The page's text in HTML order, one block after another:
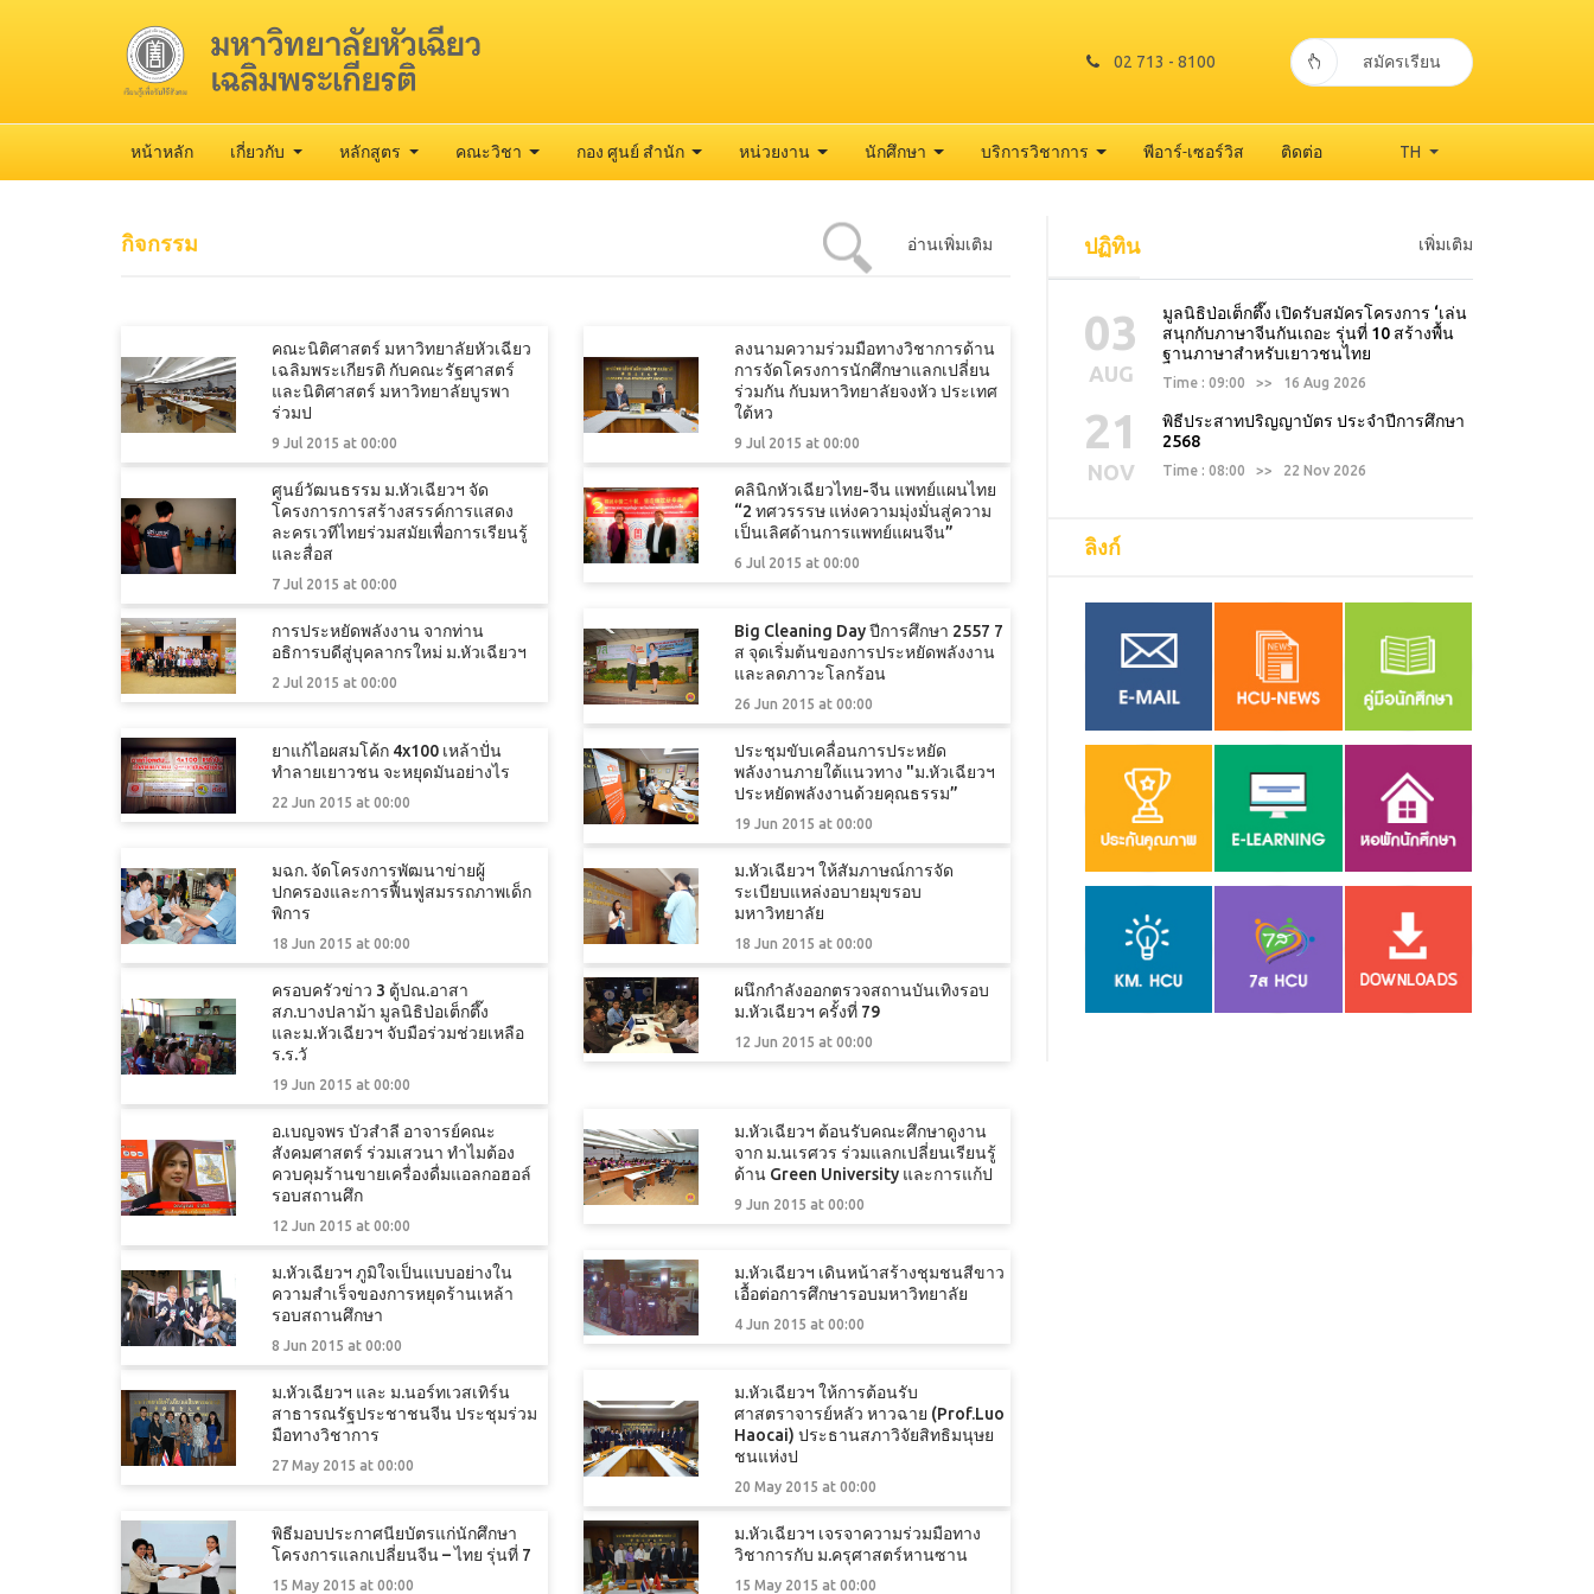
02 713 - 8100 สมัครเรียน
หน้าหลัก เกี่ยวกับ หลักสูตร คณะวิชา กอง ศูนย์ สำนัก หน่วยงาน นักศึกษา บริการวิชาการ พีอาร์-เซอร์วิส ติดต่อ TH
กิจกรรม อ่านเพิ่มเติม
คณะนิติศาสตร์ มหาวิทยาลัยหัวเฉียว
เฉลิมพระเกียรติ กับคณะรัฐศาสตร์
และนิติศาสตร์ มหาวิทยาลัยบูรพา
ร่วมป
9 Jul 2015 at 00:00
ลงนามความร่วมมือทางวิชาการด้าน
การจัดโครงการนักศึกษาแลกเปลี่ยน
ร่วมกัน กับมหาวิทยาลัยจงหัว ประเทศ
ใต้หว
9 Jul 2015 at 00:00
ศูนย์วัฒนธรรม ม.หัวเฉียวฯ จัด
โครงการการสร้างสรรค์การแสดง
ละครเวทีไทยร่วมสมัยเพื่อการเรียนรู้
และสื่อส
7 Jul 2015 at 00:00
คลินิกหัวเฉียวไทย-จีน แพทย์แผนไทย
“2 ทศวรรรษ แห่งความมุ่งมั่นสู่ความ
เป็นเลิศด้านการแพทย์แผนจีน”
6 Jul 2015 at 00:00
การประหยัดพลังงาน จากท่าน
อธิการบดีสู่บุคลากรใหม่ ม.หัวเฉียวฯ
2 Jul 2015 at 00:00
Big Cleaning Day ปีการศึกษา 2557 7
ส จุดเริ่มต้นของการประหยัดพลังงาน
และลดภาวะโลกร้อน
26 Jun 2015 at 00:00
ยาแก้ไอผสมโค้ก 4x100 เหล้าปั่น
ทำลายเยาวชน จะหยุดมันอย่างไร
22 Jun 2015 at 00:00
ประชุมขับเคลื่อนการประหยัด
พลังงานภายใต้แนวทาง "ม.หัวเฉียวฯ
ประหยัดพลังงานด้วยคุณธรรม”
19 Jun 2015 at 00:00
มฉก. จัดโครงการพัฒนาข่ายผู้
ปกครองและการฟื้นฟูสมรรถภาพเด็ก
พิการ
18 Jun 2015 at 00:00
ม.หัวเฉียวฯ ให้สัมภาษณ์การจัด
ระเบียบแหล่งอบายมุขรอบ
มหาวิทยาลัย
18 Jun 2015 at 00:00
ครอบครัวข่าว 3 ตู้ปณ.อาสา
สภ.บางปลาม้า มูลนิธิป่อเต็กตึ๊ง
และม.หัวเฉียวฯ จับมือร่วมช่วยเหลือ
ร.ร.วั
19 Jun 2015 at 00:00
ผนึกกำลังออกตรวจสถานบันเทิงรอบ
ม.หัวเฉียวฯ ครั้งที่ 79
12 Jun 2015 at 00:00
อ.เบญจพร บัวสำลี อาจารย์คณะ
สังคมศาสตร์ ร่วมเสวนา ทำไมต้อง
ควบคุมร้านขายเครื่องดื่มแอลกอฮอล์
รอบสถานศึก
12 Jun 2015 at 00:00
ม.หัวเฉียวฯ ต้อนรับคณะศึกษาดูงาน
จาก ม.นเรศวร ร่วมแลกเปลี่ยนเรียนรู้
ด้าน Green University และการแก้ป
9 Jun 2015 at 00:00
ม.หัวเฉียวฯ ภูมิใจเป็นแบบอย่างใน
ความสำเร็จของการหยุดร้านเหล้า
รอบสถานศึกษา
8 Jun 2015 at 00:00
ม.หัวเฉียวฯ เดินหน้าสร้างชุมชนสีขาว
เอื้อต่อการศึกษารอบมหาวิทยาลัย
4 Jun 2015 at 00:00
ม.หัวเฉียวฯ และ ม.นอร์ทเวสเทิร์น
สาธารณรัฐประชาชนจีน ประชุมร่วม
มือทางวิชาการ
27 May 2015 at 00:00
ม.หัวเฉียวฯ ให้การต้อนรับ
ศาสตราจารย์หลัว หาวฉาย (Prof.Luo
Haocai) ประธานสภาวิจัยสิทธิมนุษย
ชนแห่งป
20 May 2015 at 00:00
พิธีมอบประกาศนียบัตรแก่นักศึกษา
โครงการแลกเปลี่ยนจีน – ไทย รุ่นที่ 7
15 May 2015 at 00:00
ม.หัวเฉียวฯ เจรจาความร่วมมือทาง
วิชาการกับ ม.ครุศาสตร์หานซาน
15 May 2015 at 00:00
ปฏิทิน เพิ่มเติม
03
AUG
มูลนิธิป่อเต็กตึ๊ง เปิดรับสมัครโครงการ ‘เล่น
สนุกกับภาษาจีนกันเถอะ รุ่นที่ 10 สร้างพื้น
ฐานภาษาสำหรับเยาวชนไทย
Time : 09:00 >> 16 Aug 2026
21
NOV
พิธีประสาทปริญญาบัตร ประจำปีการศึกษา
2568
Time : 08:00 >> 22 Nov 2026
ลิงก์